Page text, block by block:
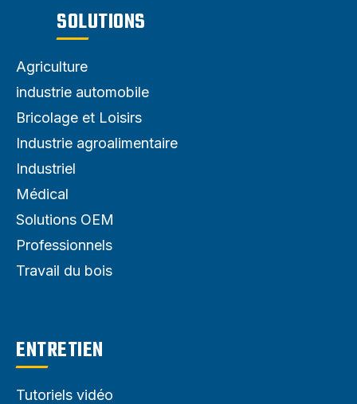
SOLUTIONS
Agriculture
industrie automobile
Bricolage et Loisirs
Industrie agroalimentaire
Industriel
Médical
Solutions OEM
Professionnels
Travail du bois
ENTRETIEN
Tutoriels vidéo